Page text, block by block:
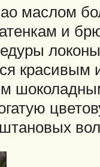
маслом
и
красивым